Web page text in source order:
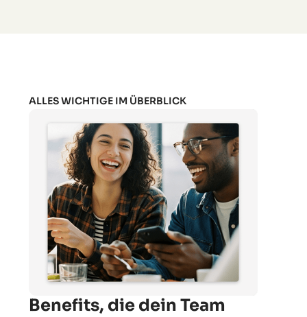
ALLES WICHTIGE IM ÜBERBLICK
Benefits, die dein Team